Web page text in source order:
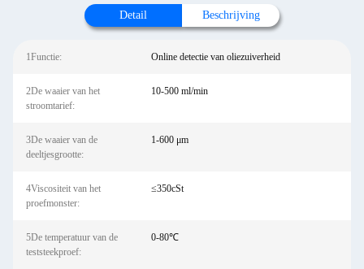
Detail Beschrijving
1Functie: Online detectie van oliezuiverheid
2De waaier van het
stroomtarief:
10-500 ml/min
3De waaier van de
deeltjesgrootte:
1-600 μm
4Viscositeit van het
proefmonster:
≤350cSt
5De temperatuur van de
teststeekproef:
0-80℃